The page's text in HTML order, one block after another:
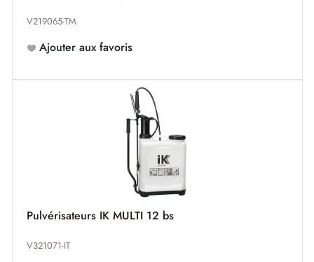
V219065-TM
Ajouter aux favoris
Pulvérisateurs IK MULTI 12 bs
V321071-IT